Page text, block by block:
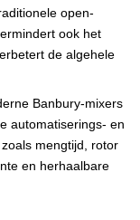
open-
ook het
de algehele
Banbury-mixers
automatiserings- en
mengtijd, rotor
en herhaalbare